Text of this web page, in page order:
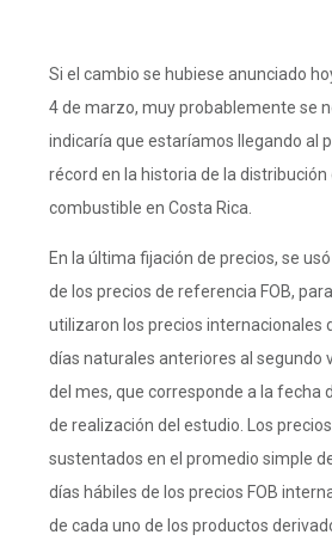
Si el cambio se hubiese anunciado
4 de marzo, muy probablemente se
indicaría que estaríamos llegando al
récord en la historia de la distribución
combustible en Costa Rica.
En la última fijación de precios, se
de los precios de referencia FOB,
utilizaron los precios internacionales
días naturales anteriores al segundo
del mes, que corresponde a la fecha
de realización del estudio. Los
sustentados en el promedio simple
días hábiles de los precios FOB
de cada uno de los productos